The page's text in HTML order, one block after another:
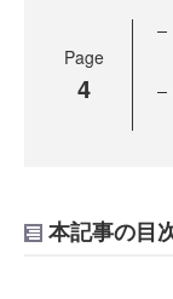
Page
4
本記事の目